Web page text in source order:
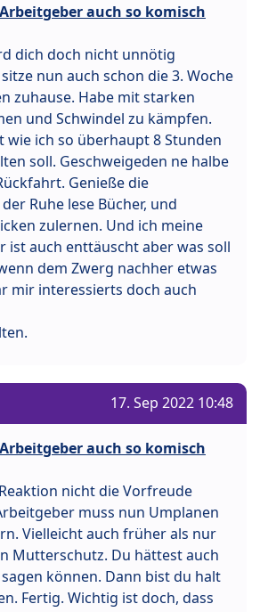
auch so komisch
dich doch nicht unnötig
nun auch schon die 3. Woche
zuhause. Habe mit starken
und Schwindel zu kämpfen.
wie ich so überhaupt 8 Stunden
soll. Geschweigeden ne halbe
Genieße die
Ruhe lese Bücher, und
zulernen. Und ich meine
ist auch enttäuscht aber was soll
dem Zwerg nachher etwas
mir interessierts doch auch
17. Sep 2022 10:48
auch so komisch
nicht die Vorfreude
muss nun Umplanen
Vielleicht auch früher als nur
Mutterschutz. Du hättest auch
können. Dann bist du halt
Fertig. Wichtig ist doch, dass